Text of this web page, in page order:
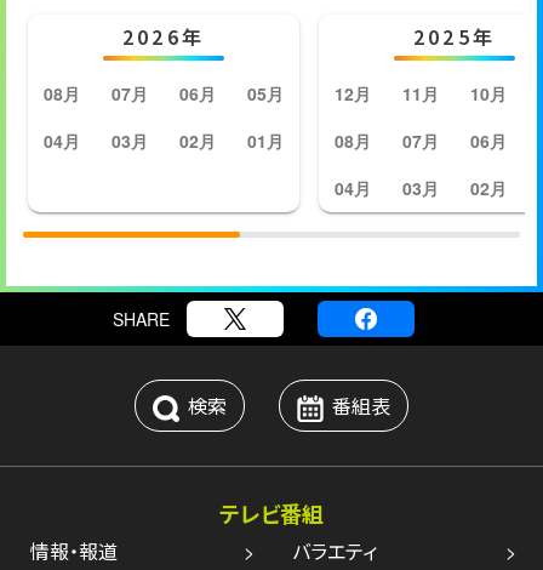
2026年
08月 07月 06月
05月
04月
03月 02月 01月
2025年
12月 11月 10月
08月
07月 06月
04月
03月 02月
SHARE
検索 番組表
テレビ番組
情報・報道
バラエティ